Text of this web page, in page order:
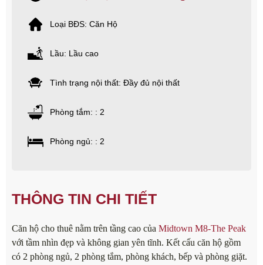
Loại BĐS: Căn Hộ
Lầu: Lầu cao
Tình trạng nội thất: Đầy đủ nội thất
Phòng tắm: : 2
Phòng ngủ: : 2
THÔNG TIN CHI TIẾT
Căn hộ cho thuê nằm trên tầng cao của Midtown M8-The Peak
với tầm nhìn đẹp và không gian yên tĩnh. Kết cấu căn hộ gồm
có 2 phòng ngủ, 2 phòng tắm, phòng khách, bếp và phòng giặt.